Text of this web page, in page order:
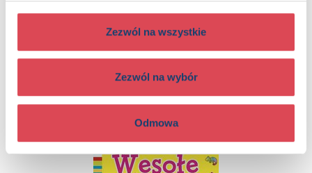
Zezwól na wszystkie
Zezwól na wybór
Odmowa
Wesołe rozkładanki. Morskie przygody
2+, Dzieci (0-12)